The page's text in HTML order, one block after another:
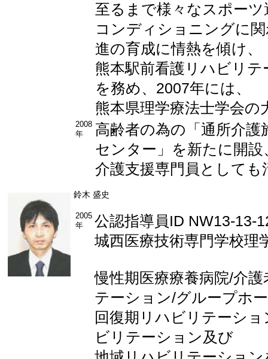
至るまで様々なスポーツ
コンディショニングに
進の育成に情熱を傾け、
熊本駅前看護リハビリ
を務め、2007年には、
熊本県理学療法士学会の
2008
年
高齢者の為の「通所介
センター」を新たに開設
介護支援専門員として
鈴木 盛史
2005
年
公認指導員ID NW13-13-
城西医療技術専門学校理
慢性期医療療養病院/介
テーション/グループホ
回復期リハビリテーシ
ビリテーション及び